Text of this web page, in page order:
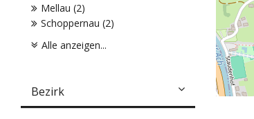
Mellau (2)
Schoppernau (2)
Alle anzeigen...
Bezirk